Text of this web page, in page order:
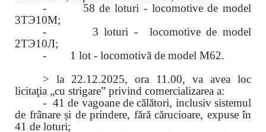
- 58 de loturi - locomotive de model
3ТЭ10М;
- 3 loturi - locomotive de model
2ТЭ10Л;
- 1 lot - locomotivă de model M62.
> la 22.12.2025, ora 11.00, va avea loc
licitaţia „cu strigare” privind comercializarea a:
- 41 de vagoane de călători, inclusiv sistemul
de frânare și de prindere, fără cărucioare, expuse în
41 de loturi;